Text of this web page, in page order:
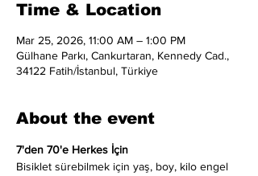
Time & Location
Mar 25, 2026, 11:00 AM – 1:00 PM
Gülhane Parkı, Cankurtaran, Kennedy Cad.,
34122 Fatih/İstanbul, Türkiye
About the event
7'den 70'e Herkes İçin
Bisiklet sürebilmek için yaş, boy, kilo engel